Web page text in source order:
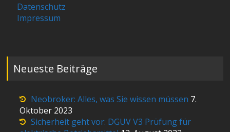
Datenschutz
Impressum
Neueste Beiträge
Neobroker: Alles, was Sie wissen müssen 7.
Oktober 2023
Sicherheit geht vor: DGUV V3 Prüfung für